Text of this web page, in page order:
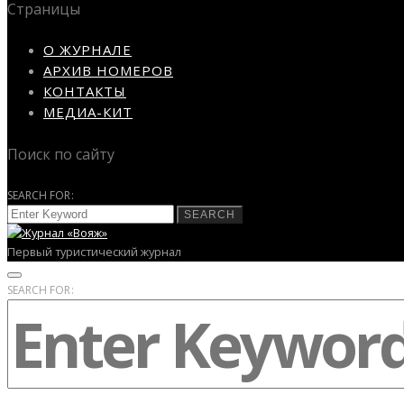
Страницы
О ЖУРНАЛЕ
АРХИВ НОМЕРОВ
КОНТАКТЫ
МЕДИА-КИТ
Поиск по сайту
SEARCH FOR:
SEARCH
Первый туристический журнал
SEARCH FOR: